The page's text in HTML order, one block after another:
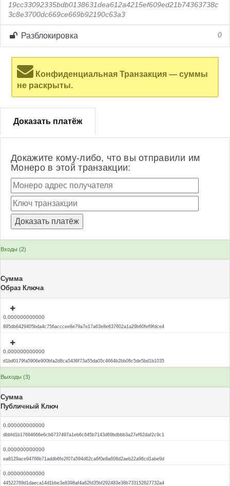
19cc33092335bdb0138631dea612a4215ef609ed21b74363738c
3c8e3700dc669ce669b92190c63a3
Разблокировка 0
Конфиденциальная Транзакция — суммы
не раскрыты.
Доказать платёж
Докажите кому-либо, что вы отправили им
Монеро в этой транзакции:
Входы (2)
Сумма
Образ Ключа
0.000000000000
895db6429405bda4c756acccee8e79a7e17a63e8e637602a1a29b60fef9fdce4
0.000000000000
d1bd0179fa5906e900bfa2d8ca5436f73a55da05c4664b2bb08c5de5bd1b1035
Выходы (3)
Сумма
Публичный Ключ
0.000000000000
dbbfd1b17684666e6cb6737497a1eb6c645b7143d69bdbbb3a27ef62daf2c9c1
0.000000000000
ea8129ace94766b71addb6fe2f07a594d62ca6f0e8a608d2aeb22a96cd1abe9d
0.000000000000
44522789d1daeca14d1bbe3e8398af4a62fd35bf292483e38b733152627732a4